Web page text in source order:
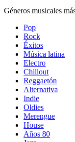
Géneros musicales
Pop
Rock
Éxitos
Música latina
Electro
Chillout
Reggaetón
Alternativa
Indie
Oldies
Merengue
House
Años 80